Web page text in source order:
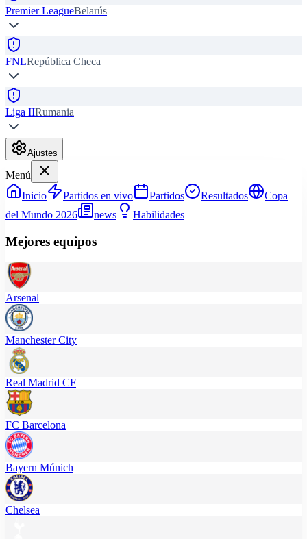
Premier LeagueBelarús
FNLRepública Checa
Liga IIRumania
Ajustes
Menú
Inicio
Partidos en vivo Partidos Resultados
Copa
del Mundo 2026
news Habilidades
Mejores equipos
Arsenal
Manchester City
Real Madrid CF
FC Barcelona
Bayern Múnich
Chelsea